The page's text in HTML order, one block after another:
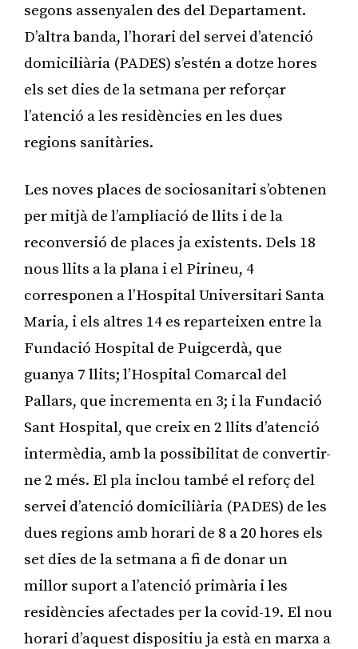
segons assenyalen des del Departament.
D’altra banda, l’horari del servei d’atenció
domiciliària (PADES) s’estén a dotze hores
els set dies de la setmana per reforçar
l’atenció a les residències en les dues
regions sanitàries.
Les noves places de sociosanitari s’obtenen
per mitjà de l’ampliació de llits i de la
reconversió de places ja existents. Dels 18
nous llits a la plana i el Pirineu, 4
corresponen a l’Hospital Universitari Santa
Maria, i els altres 14 es reparteixen entre la
Fundació Hospital de Puigcerdà, que
guanya 7 llits; l’Hospital Comarcal del
Pallars, que incrementa en 3; i la Fundació
Sant Hospital, que creix en 2 llits d’atenció
intermèdia, amb la possibilitat de convertir-
ne 2 més. El pla inclou també el reforç del
servei d’atenció domiciliària (PADES) de les
dues regions amb horari de 8 a 20 hores els
set dies de la setmana a fi de donar un
millor suport a l’atenció primària i les
residències afectades per la covid-19. El nou
horari d’aquest dispositiu ja està en marxa a